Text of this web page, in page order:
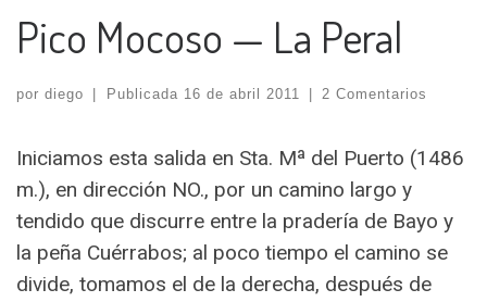
Pico Mocoso — La Peral
por diego Publicada 16 de abril 2011 2 Comentarios
Iniciamos esta salida en Sta. Mª del Puerto (1486
m.), en dirección NO., por un camino largo y
tendido que discurre entre la pradería de Bayo y
la peña Cuérrabos; al poco tiempo el camino se
divide, tomamos el de la derecha, después de